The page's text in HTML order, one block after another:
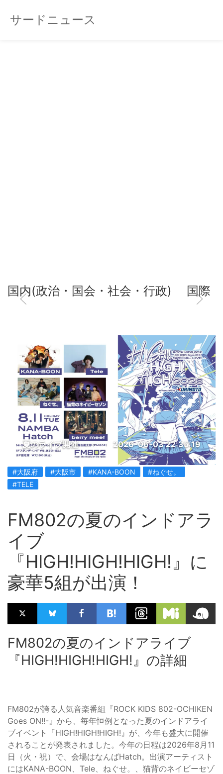
サードニュース
国内(政治・国会・社会・行政) 国際
夏のライブ開催 2026-06-03 22:35:19
#大阪府 #大阪市 #KANA-BOON
#ねぐせ。
#TELE
FM802の夏のインドアラ
イブ
『HIGH!HIGH!HIGH!』に
豪華5組が出演！
FM802の夏のインドアライブ
『HIGH!HIGH!HIGH!』の詳細
FM802が誇る人気音楽番組『ROCK KIDS 802-OCHIKEN
Goes ON!!-』から、毎年恒例となった夏のインドアライ
ブイベント『HIGH!HIGH!HIGH!』が、今年も盛大に開催
されることが発表されました。今年の日程は2026年8月11
日（火・祝）で、会場はなんばHatch。出演アーティスト
にはKANA-BOON、Tele、ねぐせ。、猫背のネイビーセゾ